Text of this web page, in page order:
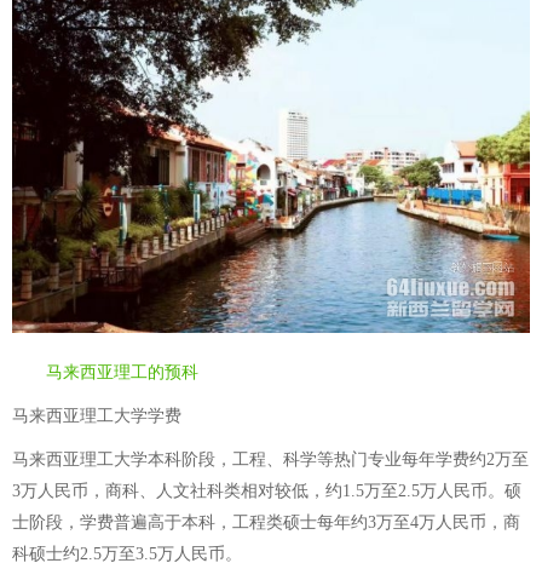
马来西亚理工的预科
马来西亚理工大学学费
马来西亚理工大学本科阶段，工程、科学等热门专业每年学费约2万至
3万人民币，商科、人文社科类相对较低，约1.5万至2.5万人民币。硕
士阶段，学费普遍高于本科，工程类硕士每年约3万至4万人民币，商
科硕士约2.5万至3.5万人民币。